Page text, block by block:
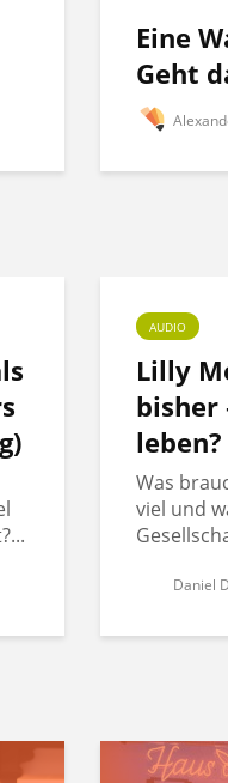
Eine
Geht
AUDIO
Lilly
bisher
Was
viel und
Daniel